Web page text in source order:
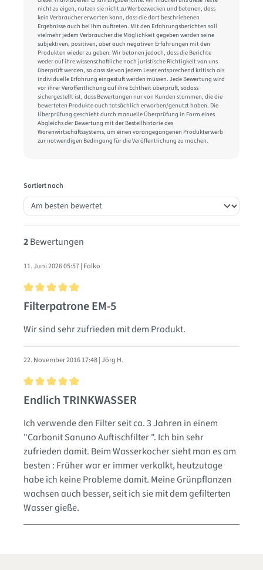
nicht zu eigen, nutzen sie nicht zu Werbezwecken und betonen, dass
kein Verbraucher erwarten kann, dass die dort beschriebenen
Ergebnisse auch bei ihm auftreten. Mit den Erfahrungsberichten soll
vielmehr jedem Verbraucher die Möglichkeit gegeben werden seine
subjektiven, positiven, aber auch negativen Erfahrungen mit den
Produkten wieder zu geben. Wir betonen jedoch, dass die Berichte
weder auf ihre wissenschaftliche noch juristische Richtigkeit von uns
überprüft werden, so dass sie von jedem Leser entsprechend kritisch als
individuelle Erfahrung eingestuft werden müssen. Jede Bewertung wird
vor ihrer Veröffentlichung auf ihre Echtheit überprüft, sodass
sichergestellt ist, dass Bewertungen nur von Kunden stammen, die die
bewerteten Produkte auch tatsächlich erworben/genutzt haben. Die
Überprüfung geschieht durch manuelle Überprüfung in Form eines
Abgleichs der Bewertung mit der Bestellhistorie des
Warenwirtschaftssystems, um einen vorangegangenen Produkterwerb
zur notwendigen Bedingung für die Veröffentlichung zu machen.
Sortiert nach
2Bewertungen
11. Juni 2026 05:57 | Falko
Bewertung mit 5 von 5 Sternen
Filterpatrone EM-5
Wir sind sehr zufrieden mit dem Produkt.
22. November 2016 17:48 | Jörg H.
Bewertung mit 5 von 5 Sternen
Endlich TRINKWASSER
Ich verwende den Filter seit ca. 3 Jahren in einem
"Carbonit Sanuno Auftischfilter ". Ich bin sehr
zufrieden damit. Beim Wasserkocher sieht man es am
besten : Früher war er immer verkalkt, heutzutage
habe ich keine Probleme damit. Meine Grünpflanzen
wachsen auch besser, seit ich sie mit dem gefilterten
Wasser gieße.